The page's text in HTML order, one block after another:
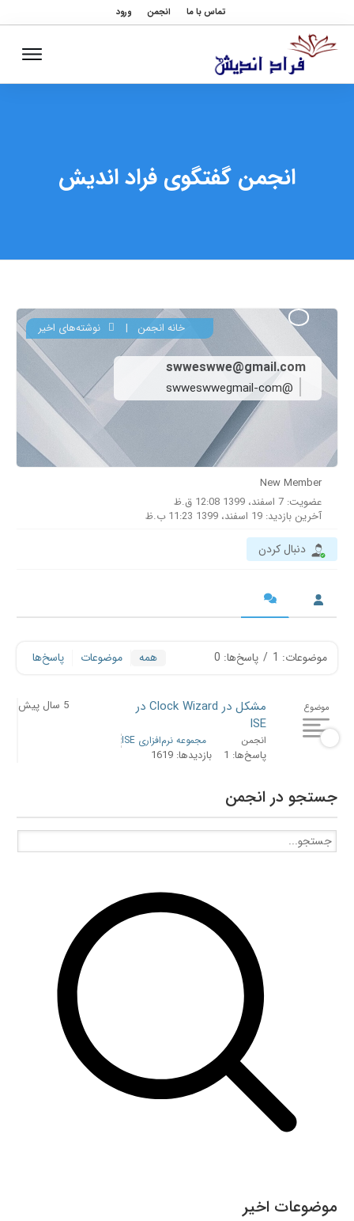
تماس با ما انجمن ورود
انجمن گفتگوی فراد اندیش
swweswwe@gmail.com
@swweswwegmail-com
خانه انجمن | نوشته‌های اخیر
New Member
عضویت: 7 اسفند، 1399 12:08 ق.ظ
آخرین بازدید: 19 اسفند، 1399 11:23 ب.ظ
دنبال کردن
موضوعات: 1 / پاسخ‌ها: 0 همه موضوعات پاسخ‌ها
موضوع
مشکل در Clock Wizard در
ISE
5 سال پیش
انجمن مجموعه نرم‌افزاری ISE
پاسخ‌ها: 1 بازدیدها: 1619
جستجو در انجمن
موضوعات اخیر